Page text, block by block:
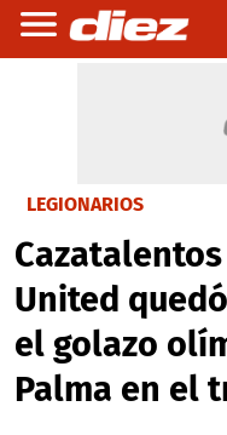
LEGIONARIOS
United
el golazo
Palma en el